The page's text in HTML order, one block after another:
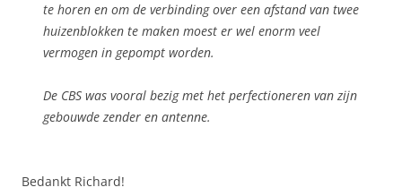
te horen en om de verbinding over een afstand van twee
huizenblokken te maken moest er wel enorm veel
vermogen in gepompt worden.
De CBS was vooral bezig met het perfectioneren van zijn
gebouwde zender en antenne.
Bedankt Richard!